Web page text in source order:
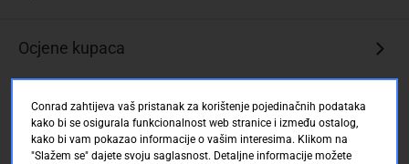
Ocjene kupaca
Conrad zahtijeva vaš pristanak za korištenje pojedinačnih podataka
kako bi se osigurala funkcionalnost web stranice i između ostalog,
kako bi vam pokazao informacije o vašim interesima. Klikom na
"Slažem se" dajete svoju saglasnost. Detaljne informacije možete